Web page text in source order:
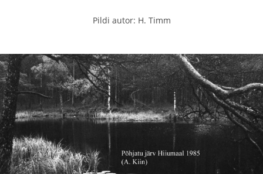
Pildi autor: H. Timm